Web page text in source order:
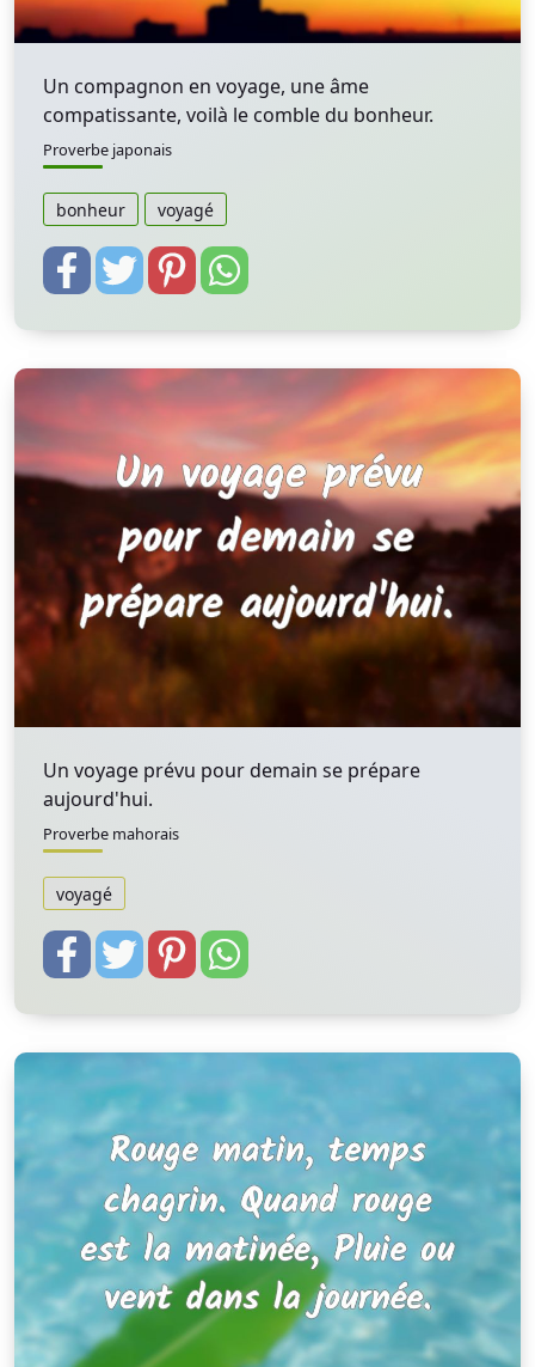
Un compagnon en voyage, une âme
compatissante, voilà le comble du bonheur.
Proverbe japonais
bonheur voyagé
Un voyage prévu pour demain se prépare
aujourd'hui.
Proverbe mahorais
voyagé